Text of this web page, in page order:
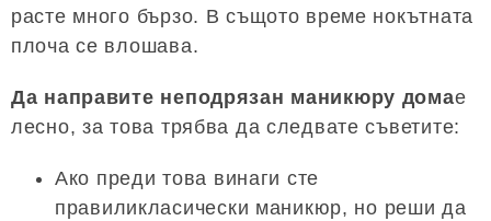
расте много бързо. В същото време нокътната
плоча се влошава.
Да направите неподрязан маникюру домае
лесно, за това трябва да следвате съветите:
Ако преди това винаги сте
правиликласически маникюр, но реши да